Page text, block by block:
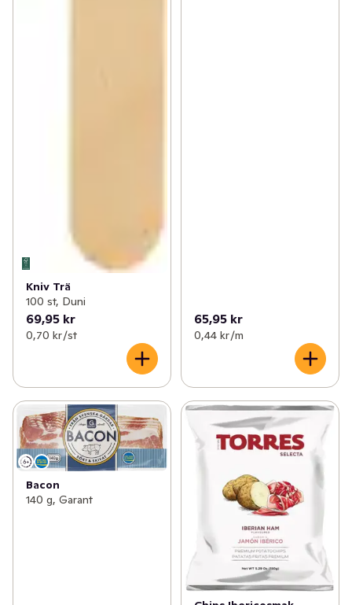
Kniv Trä
100 st, Duni
69,95 kr
0,70 kr /st
65,95 kr
0,44 kr /m
Bacon
140 g, Garant